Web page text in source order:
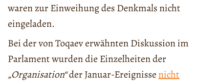
waren zur Einweihung des Denkmals nicht
eingeladen.
Bei der von Toqaev erwähnten Diskussion im
Parlament wurden die Einzelheiten der
„Organisation“der Januar-Ereignissenicht